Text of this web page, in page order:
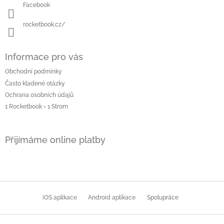
Facebook
rocketbook.cz/
Informace pro vás
Obchodní podmínky
Často kladené otázky
Ochrana osobních údajů
1 Rocketbook = 1 Strom
Přijímáme online platby
iOS aplikace Android aplikace Spolupráce